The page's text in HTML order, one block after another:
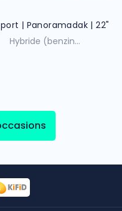
| Panoramadak | 22"
Harman Kardon |
Hybride (benzin...